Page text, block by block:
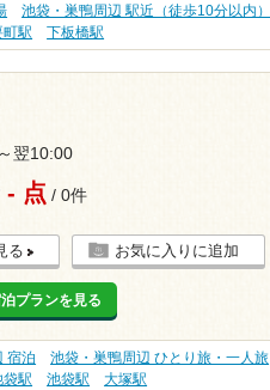
池袋・巣鴨周辺 駅近（徒歩10分以内）
町駅 下板橋駅
翌10:00
- 点 / 0件
る お気に入りに追加
プランを見る
宿泊
池袋・巣鴨周辺 ひとり旅・一人旅
袋駅 池袋駅 大塚駅